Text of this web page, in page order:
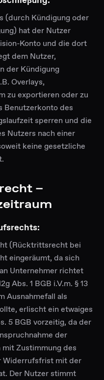
(durch Kündigung oder
hat der Nutzer
Konto und die dort
dem Nutzer,
der Kündigung
Overlays,
zu exportieren oder zu
Benutzerkonto des
sperren und die
Nutzers nach einer
keine gesetzliche
–
(Rücktrittsrecht bei
eingeräumt, da sich
Unternehmer richtet
Abs. 1 BGB i.V.m. § 13
Ausnahmefall als
erlischt ein etwaiges
5 BGB vorzeitig, da der
der
Zustimmung des
Widerrufsfrist mit der
Der Nutzer stimmt